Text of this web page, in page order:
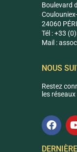
Boulevard
24060
Tél : +33
Mail :
NOUS
Restez
les